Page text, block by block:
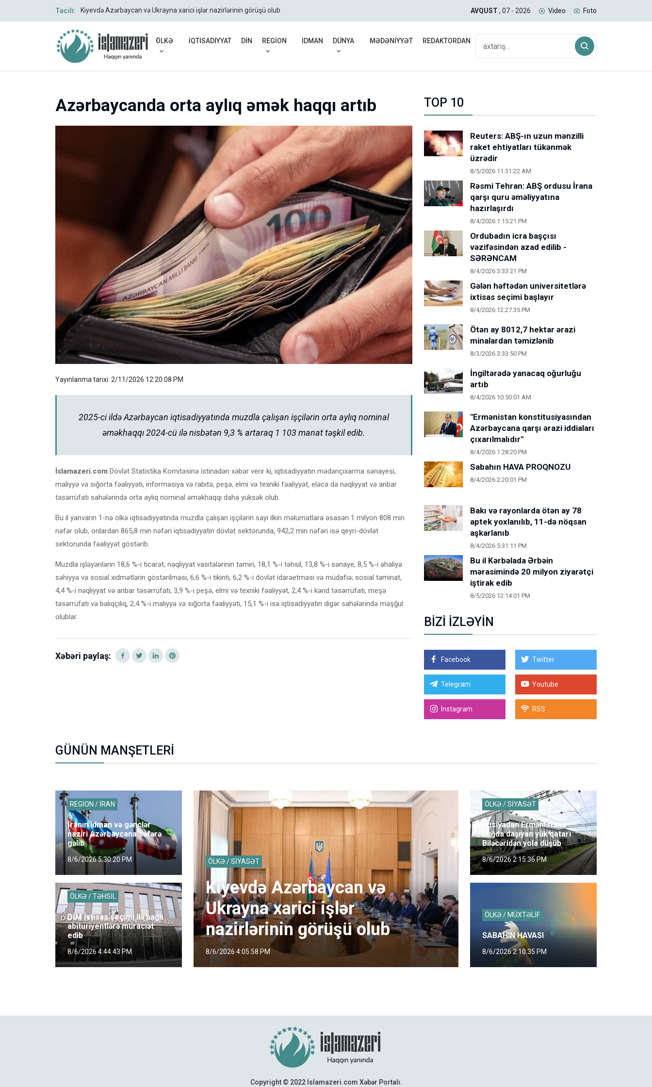
Təcili: Kiyevdə Azərbaycan və Ukrayna xarici işlər nazirlərinin görüşü olub Rusiyadan Ermənistana buğda daşıyan yük qatarı Biləcəridən yola düşüb
AVQUST , 07 - 2026 Video Foto
ÖLKƏ İQTİSADİYYAT DİN REGİON İDMAN DÜNYA MƏDƏNİYYƏT REDAKTORDAN
Azərbaycanda orta aylıq əmək haqqı artıb
Yayınlanma tarixi: 2/11/2026 12:20:08 PM
2025-ci ildə Azərbaycan iqtisadiyyatında muzdla çalışan işçilərin orta aylıq nominal
əməkhaqqı 2024-cü ilə nisbətən 9,3 % artaraq 1 103 manat təşkil edib.
İslamazeri.com Dövlət Statistika Komitəsinə istinadən xəbər verir ki, iqtisadiyyatın mədənçıxarma sənayesi,
maliyyə və sığorta fəaliyyəti, informasiya və rabitə, peşə, elmi və texniki fəaliyyət, eləcə də nəqliyyat və anbar
təsərrüfatı sahələrində orta aylıq nominal əməkhaqqı daha yüksək olub.
Bu il yanvarın 1-nə ölkə iqtisadiyyatında muzdla çalışan işçilərin sayı ilkin məlumatlara əsasən 1 milyon 808 min
nəfər olub, onlardan 865,8 min nəfəri iqtisadiyyatın dövlət sektorunda, 942,2 min nəfəri isə qeyri-dövlət
sektorunda fəaliyyət göstərib.
Muzdla işləyənlərin 18,6 %-i ticarət; nəqliyyat vasitələrinin təmiri, 18,1 %-i təhsil, 13,8 %-i sənaye, 8,5 %-i əhaliyə
səhiyyə və sosial xidmətlərin göstərilməsi, 6,6 %-i tikinti, 6,2 %-i dövlət idarəetməsi və müdafiə; sosial təminat,
4,4 %-i nəqliyyat və anbar təsərrüfatı, 3,9 %-i peşə, elmi və texniki fəaliyyət, 2,4 %-i kənd təsərrüfatı, meşə
təsərrüfatı və balıqçılıq, 2,4 %-i maliyyə və sığorta fəaliyyəti, 15,1 %-i isə iqtisadiyyatın digər sahələrində məşğul
olublar.
Xəbəri paylaş:
TOP 10
Reuters: ABŞ-ın uzun mənzilli
raket ehtiyatları tükənmək
üzrədir
8/5/2026 11:31:22 AM
Rəsmi Tehran: ABŞ ordusu İrana
qarşı quru əməliyyatına
hazırlaşırdı
8/4/2026 1:15:21 PM
Ordubadın icra başçısı
vəzifəsindən azad edilib -
SƏRƏNCAM
8/4/2026 3:33:21 PM
Gələn həftədən universitetlərə
ixtisas seçimi başlayır
8/4/2026 12:27:35 PM
Ötən ay 8012,7 hektar ərazi
minalardan təmizlənib
8/3/2026 3:33:50 PM
İngiltərədə yanacaq oğurluğu
artıb
8/4/2026 10:50:01 AM
"Ermənistan konstitusiyasından
Azərbaycana qarşı ərazi iddiaları
çıxarılmalıdır"
8/4/2026 1:28:20 PM
Sabahın HAVA PROQNOZU
8/4/2026 2:20:01 PM
Bakı və rayonlarda ötən ay 78
aptek yoxlanılıb, 11-də nöqsan
aşkarlanıb
8/4/2026 5:31:11 PM
Bu il Kərbəlada Ərbəin
mərasimində 20 milyon ziyarətçi
iştirak edib
8/5/2026 12:14:01 PM
BİZİ İZLƏYİN
Facebook Twitter
Telegram Youtube
Instagram RSS
GÜNÜN MANŞETLERİ
REGİON / İRAN
İranın idman və gənclər
naziri Azərbaycana səfərə
gəlib
8/6/2026 5:30:20 PM
ÖLKƏ / TƏHSİL
DİM İxtisas seçimi ilə bağlı
abituriyentlərə müraciət
edib
8/6/2026 4:44:43 PM
ÖLKƏ / SİYASƏT
Kiyevdə Azərbaycan və
Ukrayna xarici işlər
nazirlərinin görüşü olub
8/6/2026 4:05:58 PM
ÖLKƏ / SİYASƏT
Rusiyadan Ermənistana
buğda daşıyan yük qatarı
Biləcəridən yola düşüb
8/6/2026 2:15:36 PM
ÖLKƏ / MÜXTƏLİF
SABAHIN HAVASI
8/6/2026 2:10:35 PM
Copyright © 2022 İslamazeri.com Xəbər Portalı.